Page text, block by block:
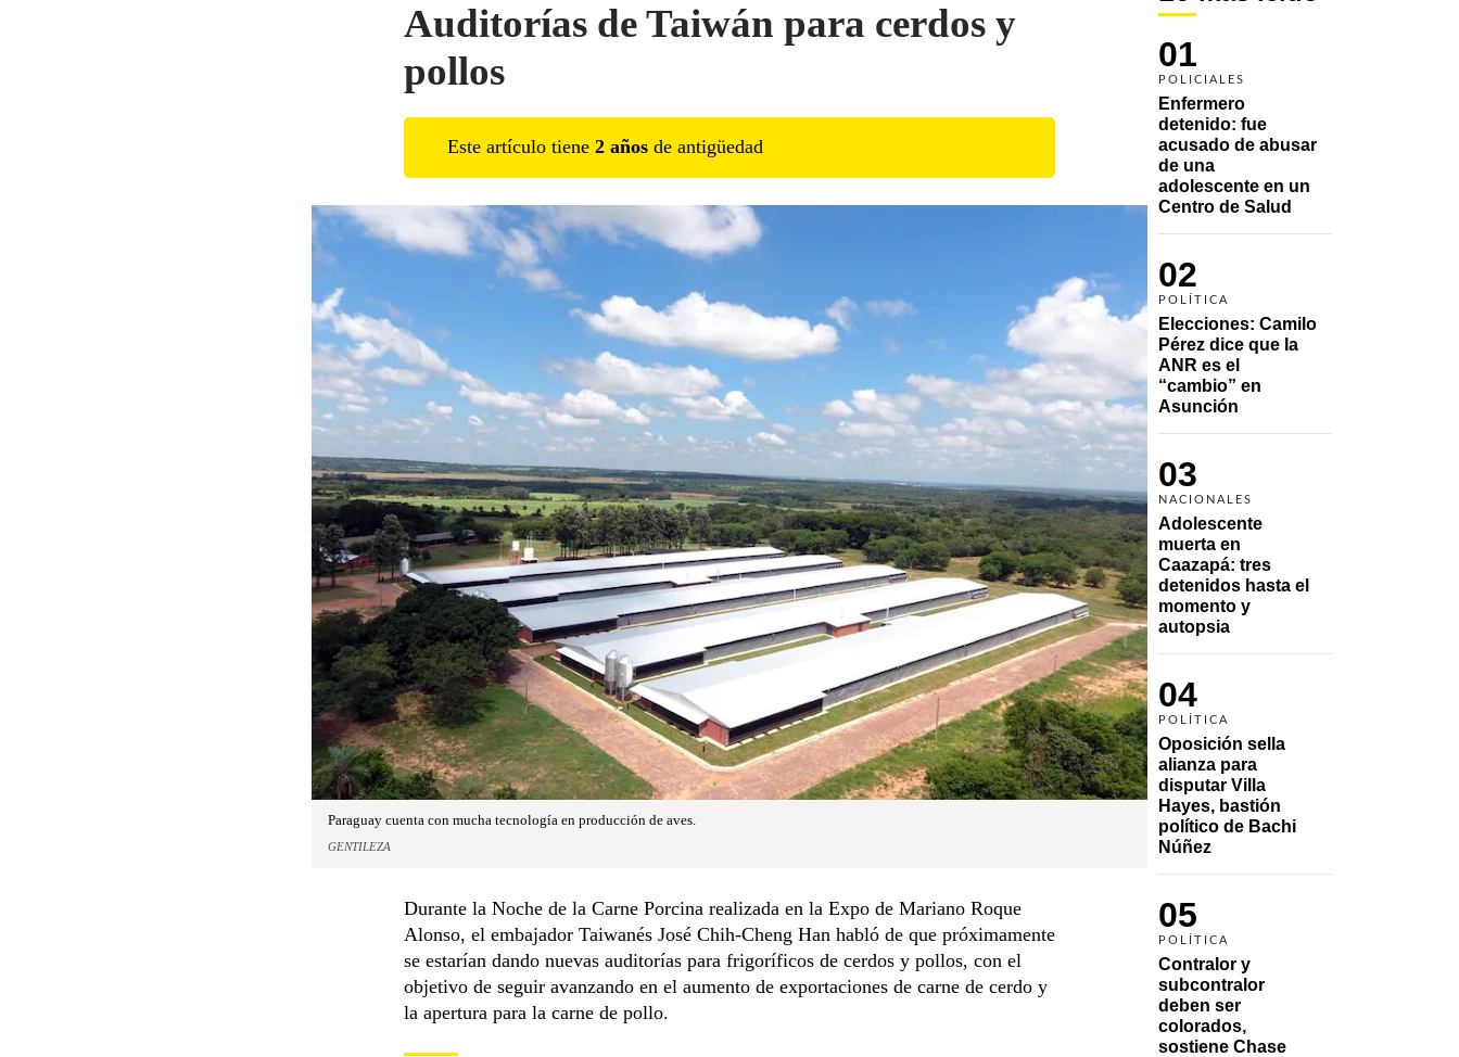
01
POLICIALES
Enfermero
detenido: fue
acusado de abusar
de una
adolescente en un
Centro de Salud
02
POLÍTICA
Elecciones: Camilo
Pérez dice que la
ANR es el
“cambio” en
Asunción
03
NACIONALES
Adolescente
muerta en
Caazapá: tres
detenidos hasta el
momento y
autopsia
04
POLÍTICA
Oposición sella
alianza para
disputar Villa
Hayes, bastión
político de Bachi
Núñez
05
POLÍTICA
Contralor y
subcontralor
deben ser
colorados,
sostiene Chase
Auditorías de Taiwán para cerdos y
pollos
Este artículo tiene 2 años de antigüedad
Paraguay cuenta con mucha tecnología en producción de aves.
GENTILEZA
Durante la Noche de la Carne Porcina realizada en la Expo de Mariano Roque
Alonso, el embajador Taiwanés José Chih-Cheng Han habló de que próximamente
se estarían dando nuevas auditorías para frigoríficos de cerdos y pollos, con el
objetivo de seguir avanzando en el aumento de exportaciones de carne de cerdo y
la apertura para la carne de pollo.